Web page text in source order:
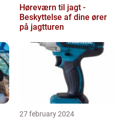
Høreværn til jagt -
Beskyttelse af dine ører
på jagtturen
27 february 2024